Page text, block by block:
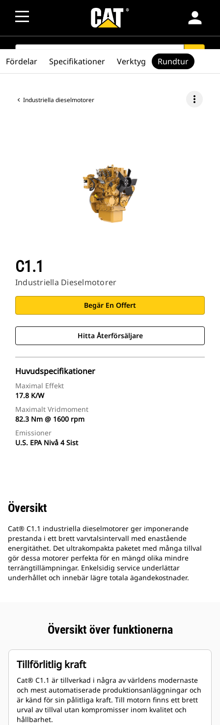
person
SEARCH search
Industriella dieselmotorer more_vert
C1.1
Industriella Dieselmotorer
Begär En Offert
Hitta Återförsäljare
Huvudspecifikationer
Maximal Effekt
17.8 K/W
Maximalt Vridmoment
82.3 Nm @ 1600 rpm
Emissioner
U.S. EPA Nivå 4 Sist
Fördelar Specifikationer Verktyg Rundtur
Översikt
Cat® C1.1 industriella dieselmotorer ger imponerande
prestanda i ett brett varvtalsintervall med enastående
energitäthet. Det ultrakompakta paketet med många tillval
gör dessa motorer perfekta för en mängd olika mindre
terrängtillämpningar. Enkelsidig service underlättar
underhållet och innebär lägre totala ägandekostnader.
Översikt över funktionerna
Tillförlitlig kraft
Cat® C1.1 är tillverkad i några av världens modernaste
och mest automatiserade produktionsanläggningar och
är känd för sin pålitliga kraft. Till motorn finns ett brett
urval av tillval utan kompromisser inom kvalitet och
hållbarhet.